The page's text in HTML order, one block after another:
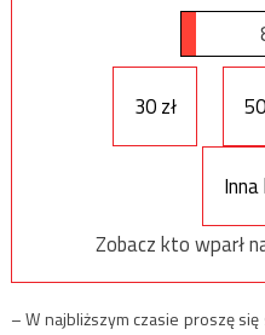
30 zł
Zobacz kto wparł
– W najbliższym czasie proszę